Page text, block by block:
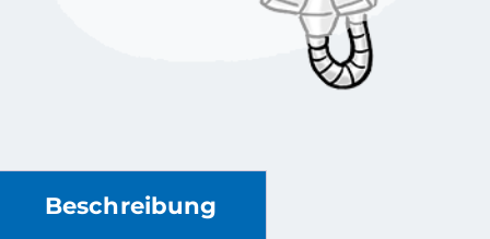
Beschreibung